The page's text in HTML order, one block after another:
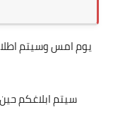
يوم امس وسيتم
سيتم ابلاغكم